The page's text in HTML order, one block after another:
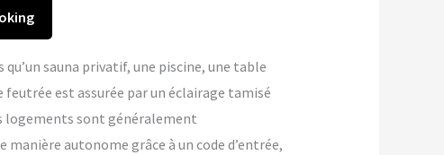
sauna privatif, une piscine, une table
feutrée est assurée par un éclairage tamisé
logements sont généralement
autonome grâce à un code d’entrée,